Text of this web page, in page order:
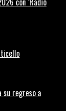
su regreso a